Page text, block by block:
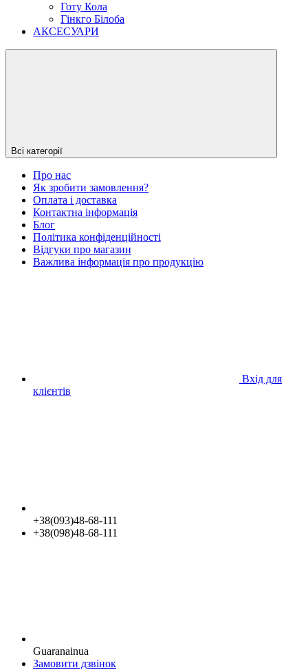
Готу Кола
Гінкго Білоба
АКСЕСУАРИ
Всі категорії
Про нас
Як зробити замовлення?
Оплата і доставка
Контактна інформація
Блог
Політика конфіденційності
Відгуки про магазин
Важлива інформація про продукцію
Вхід для
клієнтів
+38(093)48-68-111
+38(098)48-68-111
Guaranainua
Замовити дзвінок